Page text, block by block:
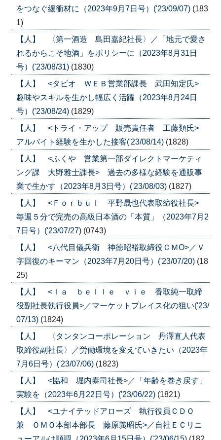
をつなぐ緩衝材に（2023年9月7日号）('23/09/07) (183
1)
【人】 〈第一酒造 島田嘉紀社長〉／「地元で愛さ
れるからこそ地酒」をポリシーに（2023年8月31日
号）('23/08/31) (1830)
【人】 <タビオ ＷＥＢ営業部課長 武田知定氏>
趣味やスキルを生かし幅広く活躍（2023年8月24日
号）('23/08/24) (1829)
【人】 <トライ・アップ 販売責任者 工藤類氏>
アルバイト経験を生かした接客('23/08/14) (1828)
【人】 <ふくや 営業第一部ダイレクトマーケティ
ング課 大野雅士課長> 過去の多様な経験を通販事
業で生かす（2023年8月3日号）('23/08/03) (1827)
【人】 <Ｆｏｒｂｕｌ 平野晟也代表取締役社長>
毎週５分で完売の高級日本酒の「本質」（2023年7月2
7日号）('23/07/27) (0743)
【人】 <八代目儀兵衛 神徳昭裕取締役ＣＭО>／Ｖ
字回復のキーマン（2023年7月20日号）('23/07/20) (18
25)
【人】 <ｌａ ｂｅｌｌｅ ｖｉｅ 香取純一取締
役副社長執行役員>／マーケットプレイス化の狙い('23/
07/13) (1824)
【人】 〈タンタンコーポレーション 丹澤直人代表
取締役副社長〉／労働環境を変えていきたい（2023年
7月6日号）('23/07/06) (1823)
【人】 <協和 堀内泰司社長>／「年齢を巻き戻す」
実験を（2023年6月22日号）('23/06/22) (1821)
【人】 <ユナイテッドアローズ 執行役員ＣＤＯ
兼 ＯＭＯ本部本部長 藤原義昭氏>／自社ＥＣリニ